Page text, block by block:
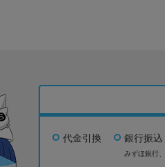
代金引換 銀行振込
みずほ銀行、